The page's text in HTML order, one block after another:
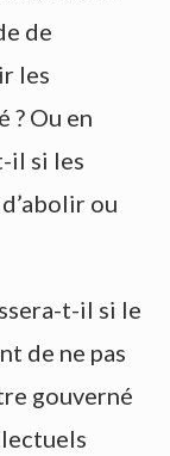
de
les
? Ou en
il si les
ou
t-il si le
de ne pas
gouverné